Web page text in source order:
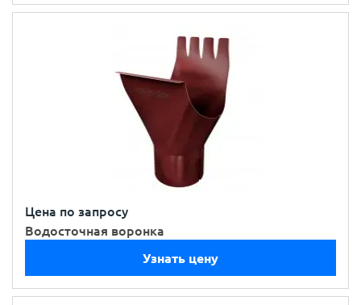
Цена по запросу
Водосточная воронка
Узнать цену